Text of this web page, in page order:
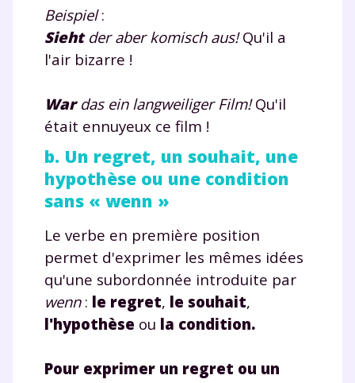
Beispiel:
Siehtder aber komisch aus!Qu'il a
l'air bizarre !
Wardas ein langweiliger Film!Qu'il
était ennuyeux ce film !
b. Un regret, un souhait, une
hypothèse ou une condition
sans « wenn »
Le verbe en première position
permet d'exprimer les mêmes idées
qu'une subordonnée introduite par
wenn: le regret, le souhait,
l'hypothèse ou la condition.
Pour exprimer un regret ou un